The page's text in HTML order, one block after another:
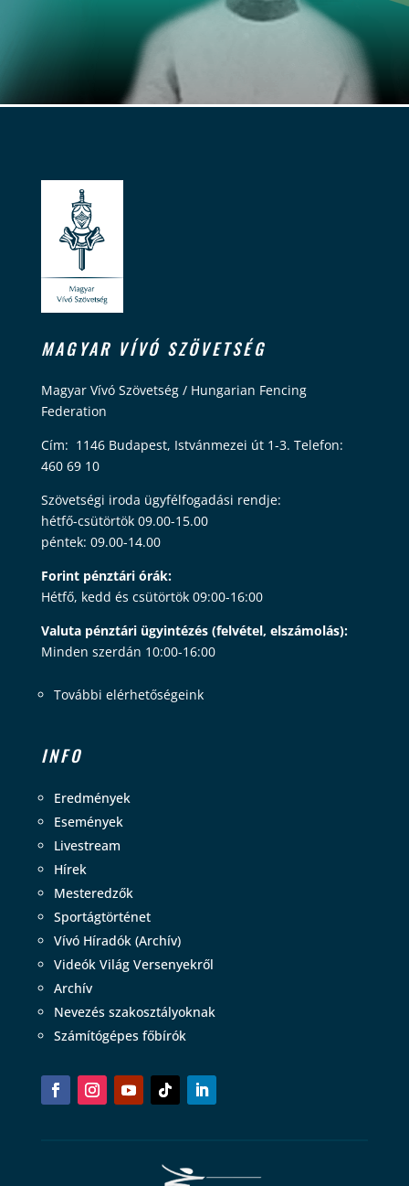
MAGYAR VÍVÓ SZÖVETSÉG
Magyar Vívó Szövetség / Hungarian Fencing
Federation
Cím: 1146 Budapest, Istvánmezei út 1-3. Telefon:
460 69 10
Szövetségi iroda ügyfélfogadási rendje:
hétfő-csütörtök 09.00-15.00
péntek: 09.00-14.00
Forint pénztári órák:
Hétfő, kedd és csütörtök 09:00-16:00
Valuta pénztári ügyintézés (felvétel, elszámolás):
Minden szerdán 10:00-16:00
További elérhetőségeink
INFO
Eredmények
Események
Livestream
Hírek
Mesteredzők
Sportágtörténet
Vívó Híradók (Archív)
Videók Világ Versenyekről
Archív
Nevezés szakosztályoknak
Számítógépes főbírók